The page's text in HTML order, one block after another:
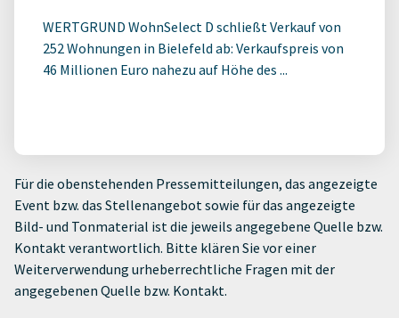
WERTGRUND WohnSelect D schließt Verkauf von
252 Wohnungen in Bielefeld ab: Verkaufspreis von
46 Millionen Euro nahezu auf Höhe des ...
Für die obenstehenden Pressemitteilungen, das angezeigte
Event bzw. das Stellenangebot sowie für das angezeigte
Bild- und Tonmaterial ist die jeweils angegebene Quelle bzw.
Kontakt verantwortlich. Bitte klären Sie vor einer
Weiterverwendung urheberrechtliche Fragen mit der
angegebenen Quelle bzw. Kontakt.